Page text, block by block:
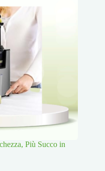
Più Succo in